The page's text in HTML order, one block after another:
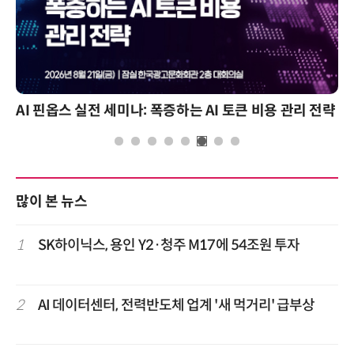
AI 핀옵스 실전 세미나: 폭증하는 AI 토큰 비용 관리 전략
많이 본 뉴스
1 SK하이닉스, 용인 Y2·청주 M17에 54조원 투자
2 AI 데이터센터, 전력반도체 업계 '새 먹거리' 급부상